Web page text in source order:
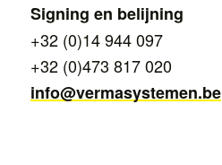
Signing en belijning
+32 (0)14 944 097
+32 (0)473 817 020
info@vermasystemen.be